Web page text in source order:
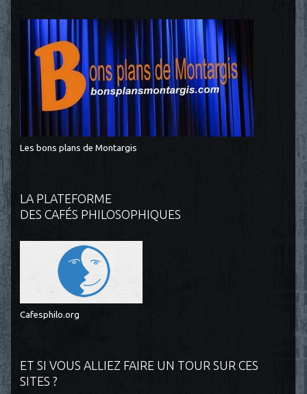
Les bons plans de Montargis
LA PLATEFORME
DES CAFÉS PHILOSOPHIQUES
Cafesphilo.org
ET SI VOUS ALLIEZ FAIRE UN TOUR SUR CES
SITES ?